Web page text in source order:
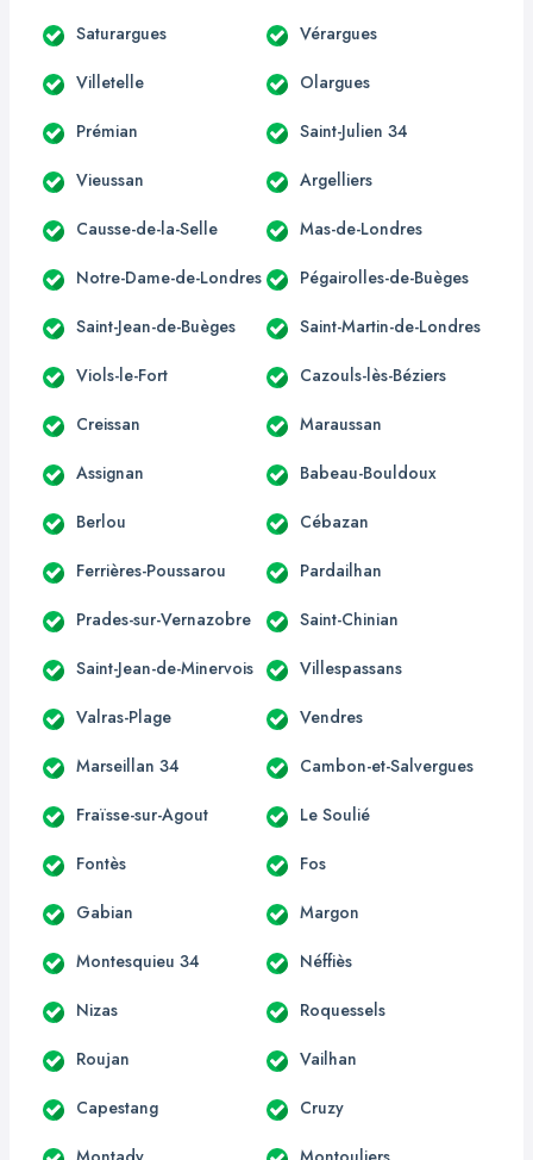
Saturargues Vérargues
Villetelle Olargues
Prémian Saint-Julien 34
Vieussan Argelliers
Causse-de-la-Selle Mas-de-Londres
Notre-Dame-de-Londres Pégairolles-de-Buèges
Saint-Jean-de-Buèges Saint-Martin-de-Londres
Viols-le-Fort Cazouls-lès-Béziers
Creissan Maraussan
Assignan Babeau-Bouldoux
Berlou Cébazan
Ferrières-Poussarou Pardailhan
Prades-sur-Vernazobre Saint-Chinian
Saint-Jean-de-Minervois Villespassans
Valras-Plage Vendres
Marseillan 34 Cambon-et-Salvergues
Fraïsse-sur-Agout Le Soulié
Fontès Fos
Gabian Margon
Montesquieu 34 Néffiès
Nizas Roquessels
Roujan Vailhan
Capestang Cruzy